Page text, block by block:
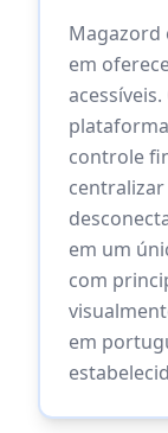
Magazord
em
controle
em um
com
em